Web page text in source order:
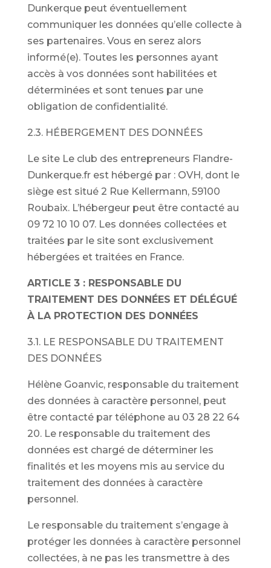
Dunkerque peut éventuellement
communiquer les données qu’elle collecte à
ses partenaires. Vous en serez alors
informé(e). Toutes les personnes ayant
accès à vos données sont habilitées et
déterminées et sont tenues par une
obligation de confidentialité.
2.3. HÉBERGEMENT DES DONNÉES
Le site Le club des entrepreneurs Flandre-
Dunkerque.fr est hébergé par : OVH, dont le
siège est situé 2 Rue Kellermann, 59100
Roubaix. L’hébergeur peut être contacté au
09 72 10 10 07. Les données collectées et
traitées par le site sont exclusivement
hébergées et traitées en France.
ARTICLE 3 : RESPONSABLE DU
TRAITEMENT DES DONNÉES ET DÉLÉGUÉ
À LA PROTECTION DES DONNÉES
3.1. LE RESPONSABLE DU TRAITEMENT
DES DONNÉES
Hélène Goanvic, responsable du traitement
des données à caractère personnel, peut
être contacté par téléphone au 03 28 22 64
20. Le responsable du traitement des
données est chargé de déterminer les
finalités et les moyens mis au service du
traitement des données à caractère
personnel.
Le responsable du traitement s’engage à
protéger les données à caractère personnel
collectées, à ne pas les transmettre à des